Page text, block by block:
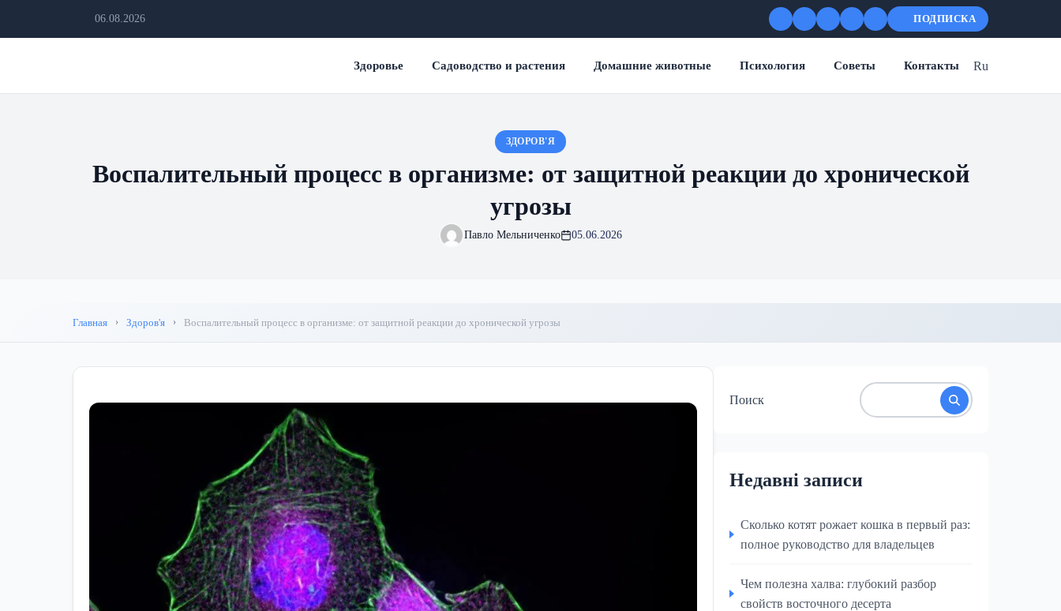
06.08.2026 ПОДПИСКА
Здоровье Садоводство и растения Домашние животные Психология Советы Контакты Ru
ЗДОРОВ'Я
Воспалительный процесс в организме: от защитной реакции до хронической
угрозы
Павло Мельниченко 05.06.2026
Главная Здоров'я Воспалительный процесс в организме: от защитной реакции до хронической угрозы
Поиск
Недавні записи
Сколько котят рожает кошка в первый раз:
полное руководство для владельцев
Чем полезна халва: глубокий разбор
свойств восточного десерта